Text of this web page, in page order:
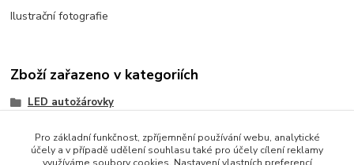
Ilustrační fotografie
Zboží zařazeno v kategoriích
LED autožárovky
Patice BA15D (1157)
Pro základní funkčnost, zpříjemnění používání webu, analytické
účely a v případě udělení souhlasu také pro účely cílení reklamy